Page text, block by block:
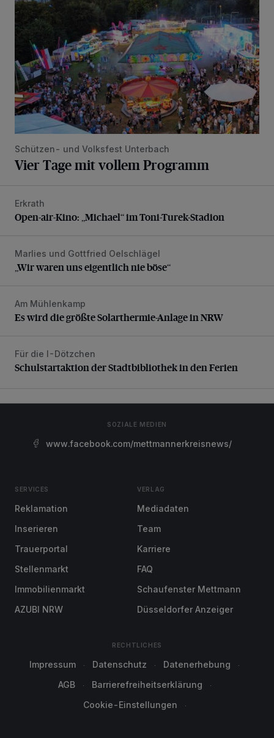
Schützen- und Volksfest Unterbach
Vier Tage mit vollem Programm
Open-air-Kino: „Michael“ im Toni-Turek-Stadion
Erkrath
Open-air-Kino: „Michael“ im Toni-Turek-Stadion
„Wir waren uns eigentlich nie böse“
Marlies und Gottfried Oelschlägel
„Wir waren uns eigentlich nie böse“
Es wird die größte Solarthermie-Anlage in NRW
Am Mühlenkamp
Es wird die größte Solarthermie-Anlage in NRW
Schulstartaktion der Stadtbibliothek in den Ferien
Für die I-Dötzchen
Schulstartaktion der Stadtbibliothek in den Ferien
SOZIALE MEDIEN
www.facebook.com/mettmannerkreisnews/
SERVICES
Reklamation
Inserieren
Trauerportal
Stellenmarkt
Immobilienmarkt
AZUBI NRW
VERLAG
Mediadaten
Team
Karriere
FAQ
Schaufenster Mettmann
Düsseldorfer Anzeiger
RECHTLICHES
Impressum Datenschutz
Datenerhebung
AGB
Barrierefreiheitserklärung
Cookie-Einstellungen